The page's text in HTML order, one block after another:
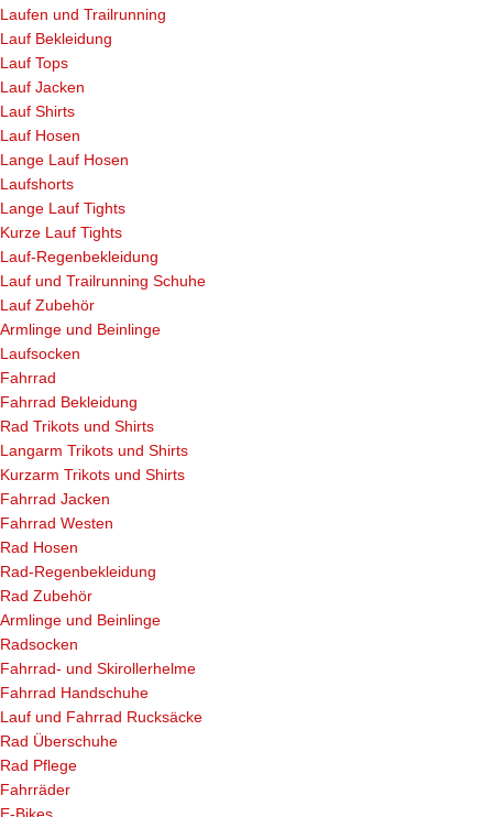
Laufen und Trailrunning
Lauf Bekleidung
Lauf Tops
Lauf Jacken
Lauf Shirts
Lauf Hosen
Lange Lauf Hosen
Laufshorts
Lange Lauf Tights
Kurze Lauf Tights
Lauf-Regenbekleidung
Lauf und Trailrunning Schuhe
Lauf Zubehör
Armlinge und Beinlinge
Laufsocken
Fahrrad
Fahrrad Bekleidung
Rad Trikots und Shirts
Langarm Trikots und Shirts
Kurzarm Trikots und Shirts
Fahrrad Jacken
Fahrrad Westen
Rad Hosen
Rad-Regenbekleidung
Rad Zubehör
Armlinge und Beinlinge
Radsocken
Fahrrad- und Skirollerhelme
Fahrrad Handschuhe
Lauf und Fahrrad Rucksäcke
Rad Überschuhe
Rad Pflege
Fahrräder